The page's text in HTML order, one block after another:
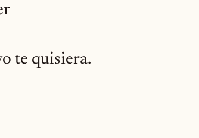
te quisiera.